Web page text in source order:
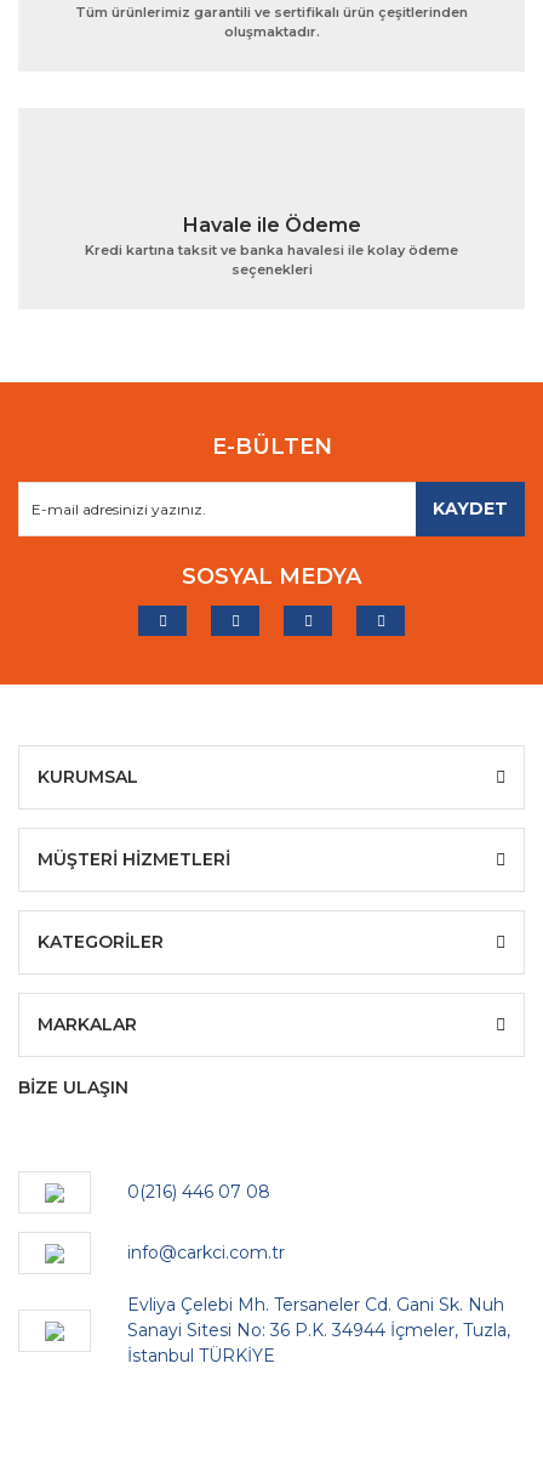
Gönder
Tüm ürünlerimiz garantili ve sertifikalı ürün çeşitlerinden
oluşmaktadır.
Havale ile Ödeme
Kredi kartına taksit ve banka havalesi ile kolay ödeme
seçenekleri
E-BÜLTEN
KAYDET
SOSYAL MEDYA
KURUMSAL
MÜŞTERİ HİZMETLERİ
KATEGORİLER
MARKALAR
BİZE ULAŞIN
0(216) 446 07 08
info@carkci.com.tr
Evliya Çelebi Mh. Tersaneler Cd. Gani Sk. Nuh
Sanayi Sitesi No: 36 P.K. 34944 İçmeler, Tuzla,
İstanbul TÜRKİYE